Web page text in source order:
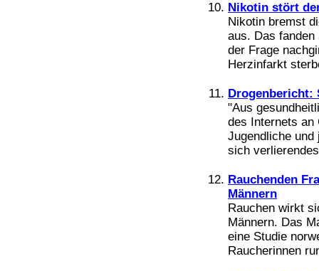
Nikotin stört
Nikotin bremst
aus. Das
der Frage
Herzinfarkt
Drogenbericht:
"Aus
des Internets an
Jugendliche und
sich
Rauchenden
Männern
Rauchen wirkt
Männern. Das
eine Studie
Raucherinnen